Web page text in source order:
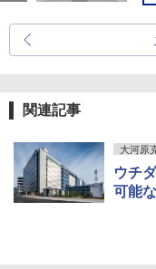
関連記事
大河原
ウチ
可能